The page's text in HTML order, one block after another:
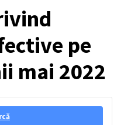
pe
mai 2022